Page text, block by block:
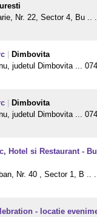
Nr. 22, Sector 4, Bu ..
Dimbovita
judetul Dimbovita ...
Dimbovita
judetul Dimbovita ...
Hotel si Restaurant -
Nr. 40 , Sector 1, B ..
- locatie